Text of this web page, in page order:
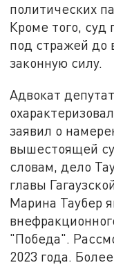
политических
Кроме того, суд
под стражей до
законную силу.
Адвокат
заявил о
вышестоящей
словам, дело
главы
Марина Таубер
"Победа".
2023 года.